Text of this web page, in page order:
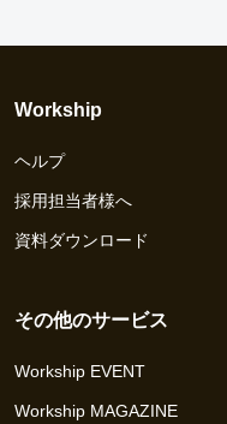
Workship
ヘルプ
採用担当者様へ
資料ダウンロード
その他のサービス
Workship EVENT
Workship MAGAZINE